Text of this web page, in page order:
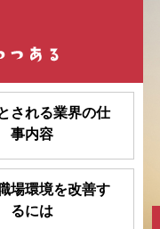
される業界の仕
事内容
場環境を改善す
るには